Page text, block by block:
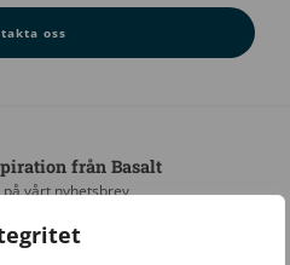
oss
från Basalt
vårt nyhetsbrev